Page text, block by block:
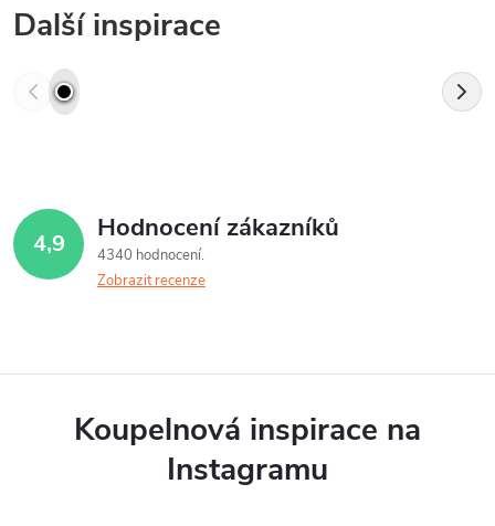
Další inspirace
4,9 Hodnocení zákazníků
4340 hodnocení
Zobrazit recenze
Koupelnová inspirace na
Instagramu